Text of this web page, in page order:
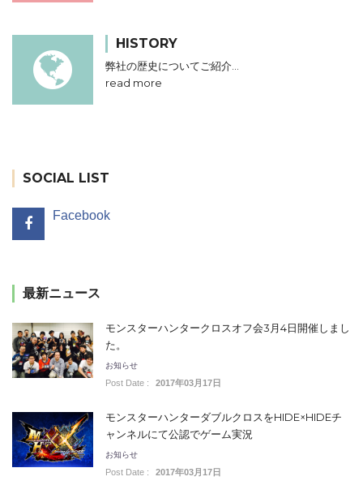
HISTORY
弊社の歴史についてご紹介…
read more
SOCIAL LIST
Facebook
最新ニュース
モンスターハンタークロスオフ会3月4日開催しまし
た。
お知らせ
Post Date : 2017年03月17日
モンスターハンターダブルクロスをHIDE×HIDEチ
ャンネルにて公認でゲーム実況
お知らせ
Post Date : 2017年03月17日